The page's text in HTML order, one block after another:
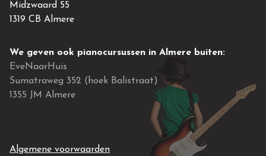
Midzwaard 55
1319 CB Almere
We geven ook pianocursussen in Almere buiten:
EveNaarHuis
Sumatraweg 352 (hoek Balistraat)
1355 JM Almere
Algemene voorwaarden